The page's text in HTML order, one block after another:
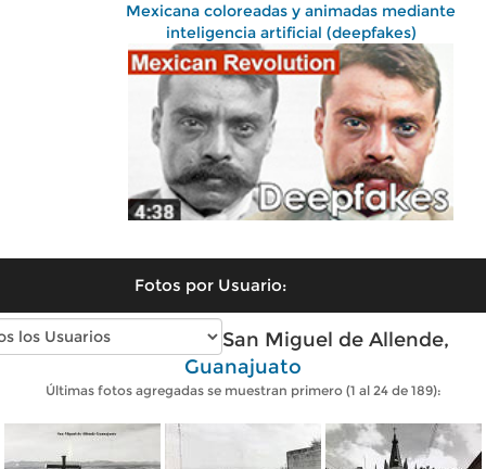
Mexicana coloreadas y animadas mediante
inteligencia artificial (deepfakes)
Fotos por Usuario:
Fotos antiguas de San Miguel de Allende,
Guanajuato
Últimas fotos agregadas se muestran primero (1 al 24 de 189):